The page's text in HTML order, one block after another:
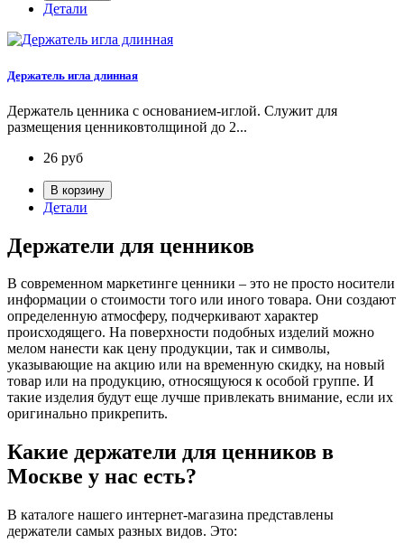
Детали
Держатель игла длинная
Держатель ценника с основанием-иглой. Служит для
размещения ценниковтолщиной до 2...
26 руб
В корзину
Детали
Держатели для ценников
В современном маркетинге ценники – это не просто носители
информации о стоимости того или иного товара. Они создают
определенную атмосферу, подчеркивают характер
происходящего. На поверхности подобных изделий можно
мелом нанести как цену продукции, так и символы,
указывающие на акцию или на временную скидку, на новый
товар или на продукцию, относящуюся к особой группе. И
такие изделия будут еще лучше привлекать внимание, если их
оригинально прикрепить.
Какие держатели для ценников в
Москве у нас есть?
В каталоге нашего интернет-магазина представлены
держатели самых разных видов. Это: